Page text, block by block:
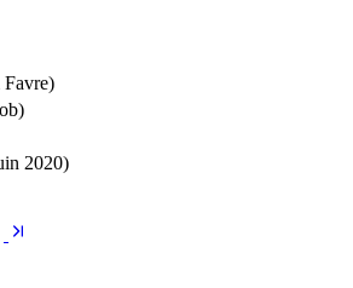
Favre)
2020)